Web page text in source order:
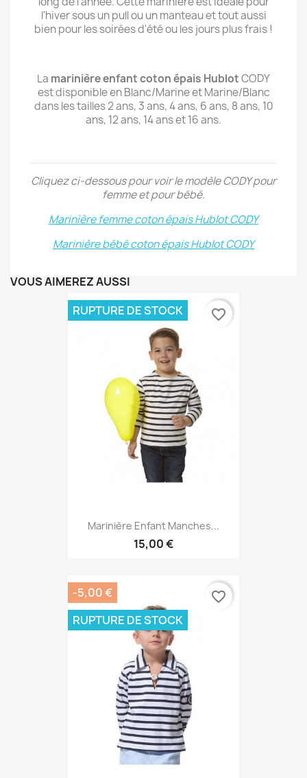
l'hiver sous un pull ou un manteau et tout aussi
bien pour les soirées d'été ou les jours plus frais !
La marinière enfant coton épais HublotCODY
est disponible en Blanc/Marine et Marine/Blanc
dans les tailles 2 ans, 3 ans, 4 ans, 6 ans, 8 ans, 10
ans, 12 ans, 14 ans et 16 ans.
Cliquez ci-dessous pour voir le modèle CODY pour
femme et pour bébé.
Marinière femme coton épais Hublot CODY
Marinière bébé coton épais Hublot CODY
VOUS AIMEREZ AUSSI
Marinière Enfant Manches...
15,00 €
RUPTURE DE STOCK favorite_border
-5,00 €
RUPTURE DE STOCK
favorite_border